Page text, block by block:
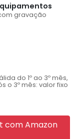
gravação
do 1º ao 3º mês,
o 3º mês: valor fixo
com Amazon